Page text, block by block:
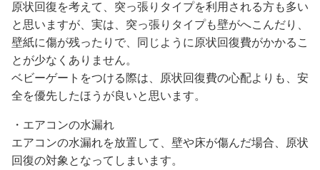
原状回復を考えて、突っ張りタイプを利用される方も多い
と思いますが、実は、突っ張りタイプも壁がへこんだり、
壁紙に傷が残ったりで、同じように原状回復費がかかるこ
とが少なくありません。
ベビーゲートをつける際は、原状回復費の心配よりも、安
全を優先したほうが良いと思います。
・エアコンの水漏れ
エアコンの水漏れを放置して、壁や床が傷んだ場合、原状
回復の対象となってしまいます。